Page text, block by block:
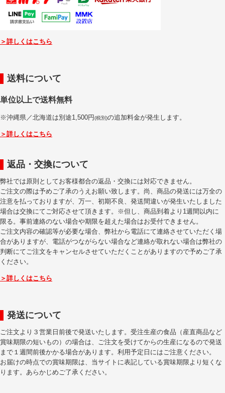
＞詳しくはこちら
送料について
単位以上で送料無料
※沖縄県／北海道は別途1,500円(税別)の追加料金が発生します。
＞詳しくはこちら
返品・交換について
弊社では原則としてお客様都合の返品・交換には対応できません。
ご注文の際は予めご了承のうえお願い致します。尚、商品の発送には万全の
注意を払っておりますが、万一、初期不良、発送間違いが発生いたしました
場合は交換にてご対応させて頂きます。※但し、商品到着より1週間以内に
限る。事前連絡のない場合や期限を超えた場合はお受付できません。
ご注文内容の確認等が必要な場合、弊社から電話にて連絡させていただく場
合がありますが、電話がつながらない場合など連絡が取れない場合は弊社の
判断にてご注文をキャンセルさせていただくことがありますので予めご了承
ください。
＞詳しくはこちら
発送について
ご注文より３営業日前後で発送いたします。受注生産の食品（産直商品など
賞味期限の短いもの）の場合は、ご注文を受けてからの生産になるので発送
まで１週間前後かかる場合があります。利用予定日にはご注意ください。
お届けの時点での賞味期限は、当サイトに表記している賞味期限より短くな
ります。あらかじめご了承ください。